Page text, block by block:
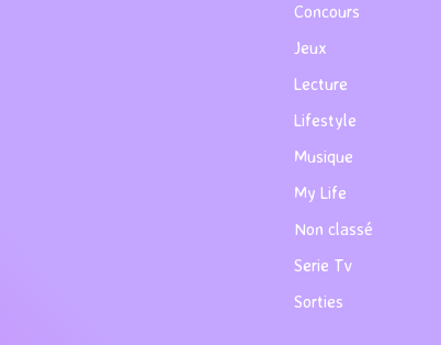
Concours
Jeux
Lecture
Lifestyle
Musique
My Life
Non classé
Serie Tv
Sorties